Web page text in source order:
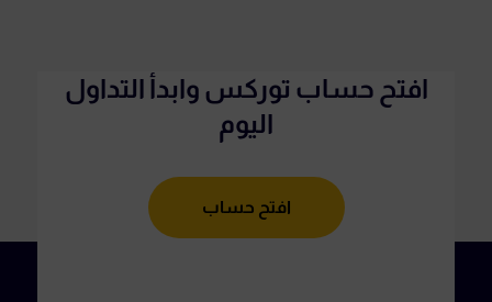
افتح حساب توركس وابدأ التداول
اليوم
افتح حساب